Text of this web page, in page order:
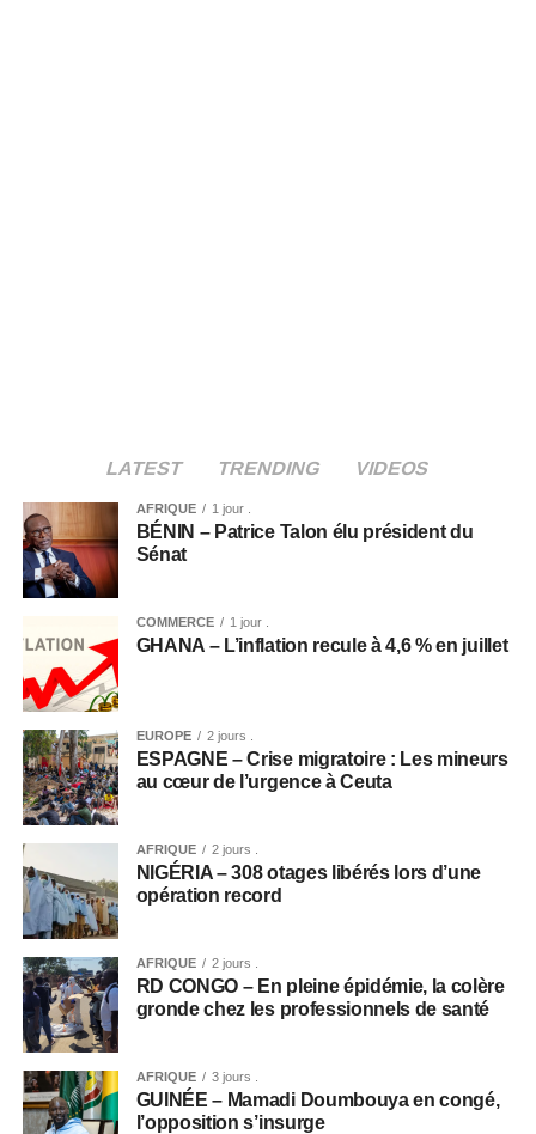
LATEST TRENDING VIDEOS
AFRIQUE 1 jour .
BÉNIN – Patrice Talon élu président du
Sénat
COMMERCE 1 jour .
GHANA – L’inflation recule à 4,6 % en juillet
EUROPE 2 jours .
ESPAGNE – Crise migratoire : Les mineurs
au cœur de l’urgence à Ceuta
AFRIQUE 2 jours .
NIGÉRIA – 308 otages libérés lors d’une
opération record
AFRIQUE 2 jours .
RD CONGO – En pleine épidémie, la colère
gronde chez les professionnels de santé
AFRIQUE 3 jours .
GUINÉE – Mamadi Doumbouya en congé,
l’opposition s’insurge